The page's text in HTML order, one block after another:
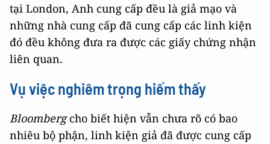
tại London, Anh cung cấp đều là giả mạo và
những nhà cung cấp đã cung cấp các linh kiện
đó đều không đưa ra được các giấy chứng nhận
liên quan.
Vụ việc nghiêm trọng hiếm thấy
Bloombergcho biết hiện vẫn chưa rõ có bao
nhiêu bộ phận, linh kiện giả đã được cung cấp